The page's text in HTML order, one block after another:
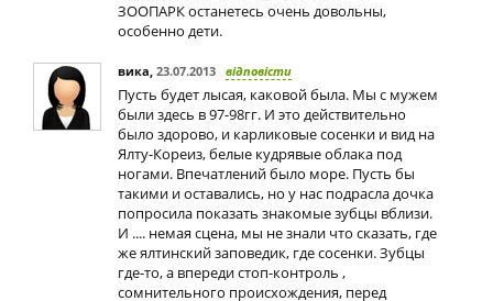
ЗООПАРК останетесь очень довольны,
особенно дети.
вика, 23.07.2013 відповісти
Пусть будет лысая, каковой была. Мы с мужем
были здесь в 97-98гг. И это действительно
было здорово, и карликовые сосенки и вид на
Ялту-Кореиз, белые кудрявые облака под
ногами. Впечатлений было море. Пусть бы
такими и оставались, но у нас подрасла дочка
попросила показать знакомые зубцы вблизи.
И .... немая сцена, мы не знали что сказать, где
же ялтинский заповедик, где сосенки. Зубцы
где-то, а впереди стоп-контроль ,
сомнительного происхождения, перед